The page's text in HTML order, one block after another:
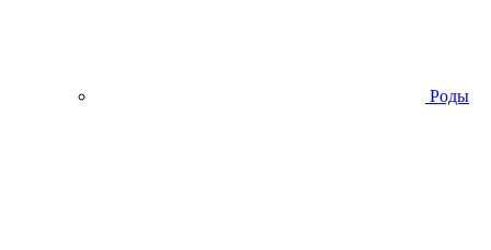
Роды